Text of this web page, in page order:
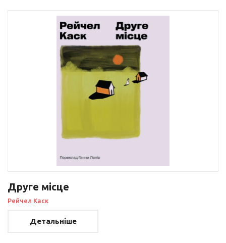
Друге місце
Рейчел Каск
Детальніше